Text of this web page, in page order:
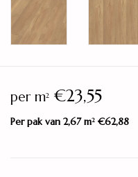
per m2 €23,55
Per pak van 2,67 m2 €62,88